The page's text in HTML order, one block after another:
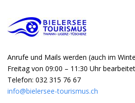
Anrufe und Mails werden (auch im
Freitag von 09:00 – 11:30 Uhr
Telefon: 032 315 76 67
info@bielersee-tourismus.ch